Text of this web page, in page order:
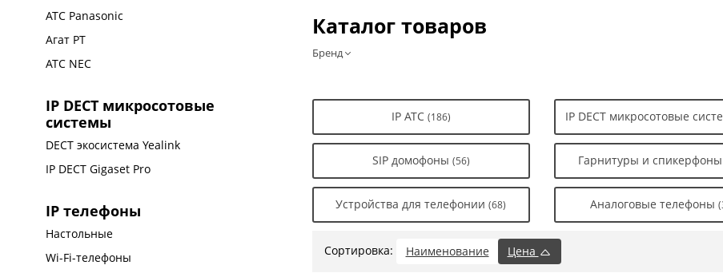
АТС Panasonic
Агат РТ
АТС NEC
IP DECT микросотовые
системы
DECT экосистема Yealink
IP DECT Gigaset Pro
IP телефоны
Настольные
Wi-Fi-телефоны
Каталог товаров
Бренд
IP АТС (186) IP DECT микросотовые
SIP домофоны (56) Гарнитуры и спикерфоны
Устройства для телефонии(68) Аналоговые телефоны
Сортировка: Наименование Цена